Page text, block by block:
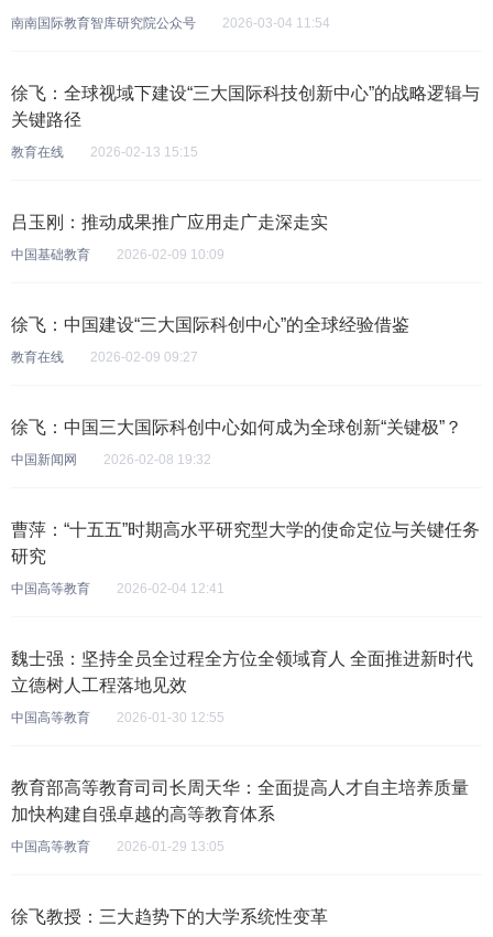
南南国际教育智库研究院公众号 2026-03-04 11:54
徐飞：全球视域下建设“三大国际科技创新中心”的战略逻辑与
关键路径
教育在线 2026-02-13 15:15
吕玉刚：推动成果推广应用走广走深走实
中国基础教育 2026-02-09 10:09
徐飞：中国建设“三大国际科创中心”的全球经验借鉴
教育在线 2026-02-09 09:27
徐飞：中国三大国际科创中心如何成为全球创新“关键极”？
中国新闻网 2026-02-08 19:32
曹萍：“十五五”时期高水平研究型大学的使命定位与关键任务
研究
中国高等教育 2026-02-04 12:41
魏士强：坚持全员全过程全方位全领域育人 全面推进新时代
立德树人工程落地见效
中国高等教育 2026-01-30 12:55
教育部高等教育司司长周天华：全面提高人才自主培养质量
加快构建自强卓越的高等教育体系
中国高等教育 2026-01-29 13:05
徐飞教授：三大趋势下的大学系统性变革